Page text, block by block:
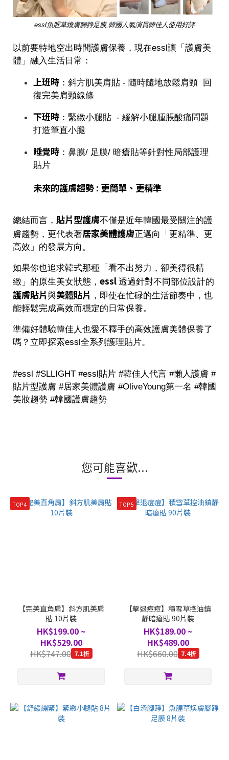
essl魚腥草煥膚腳踭足膜,韓國人氣演員韓佳人使用好評
以前要特地空出時間護膚保養，現在essl讓「護膚美
體」融入生活日常：
上班時 ：斜方肌美肩貼 - 隨時隨地放鬆肩頸 回
復完美肩頸線條
下班時 ：緊緻小腿貼 - 緩解小腿腫脹酸痛問題
打造筆直小腿
睡覺時 ：鼻膜/ 足膜/ 暗瘡貼等針對性局部護理
貼片
未來的護膚趨勢 : 更簡單、更精準
總結而言， 貼片型護膚不僅是近年韓國最受關注的護
膚趨勢，更代表著居家美體護膚正邁向「更精準、更
高效」的發展方向。
如果你也追求韓式那種「看不出努力，卻美得很精
緻」的原生美女狀態， essl 透過針對不同部位設計的
護膚貼片與美體貼片 ，即使在忙碌的生活節奏中，也
能輕鬆完成高效而穩定的日常保養。
準備好體驗韓佳人也愛不釋手的高效護膚美體保養了
嗎？立即探索essl全系列護理貼片。
#essl #SLLIGHT #essl貼片 #韓佳人代言 #懶人護膚 #
貼片型護膚 #居家美體護膚 #OliveYoung第一名 #韓國
美妝趨勢 #韓國護膚趨勢
您可能喜歡...
TOP 4
【完美直角肩】斜方肌美肩
貼 10片裝
HK$199.00 ~
HK$529.00
HK$747.00 7.1折
TOP 5
【擊退痘痘】積雪草控油鎮
靜暗瘡貼 90片裝
HK$189.00 ~
HK$489.00
HK$660.00 7.4折